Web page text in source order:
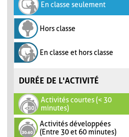
En classe seulement
Hors classe
En classe et hors classe
DURÉE DE L'ACTIVITÉ
Activités courtes (< 30
minutes)
Activités développées
(Entre 30 et 60 minutes)